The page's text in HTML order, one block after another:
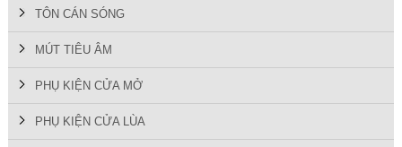
TÔN CÁN SÓNG
MÚT TIÊU ÂM
PHỤ KIỆN CỬA MỞ
PHỤ KIỆN CỬA LÙA